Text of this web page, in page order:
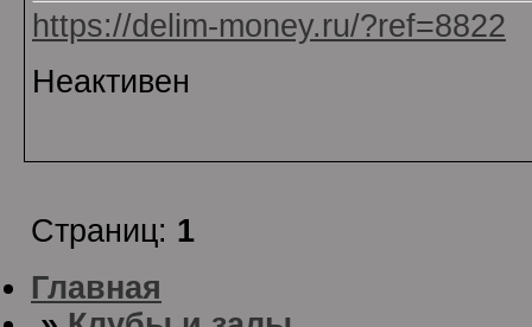
https://delim-money.ru/?ref=8822
Неактивен
Страниц: 1
Главная